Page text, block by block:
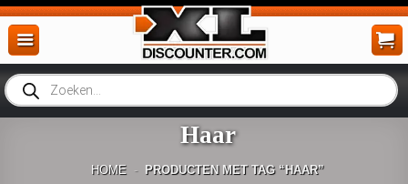
Ga
naar
inhoud
Producten
zoeken
Haar
HOME - PRODUCTEN MET TAG “HAAR”